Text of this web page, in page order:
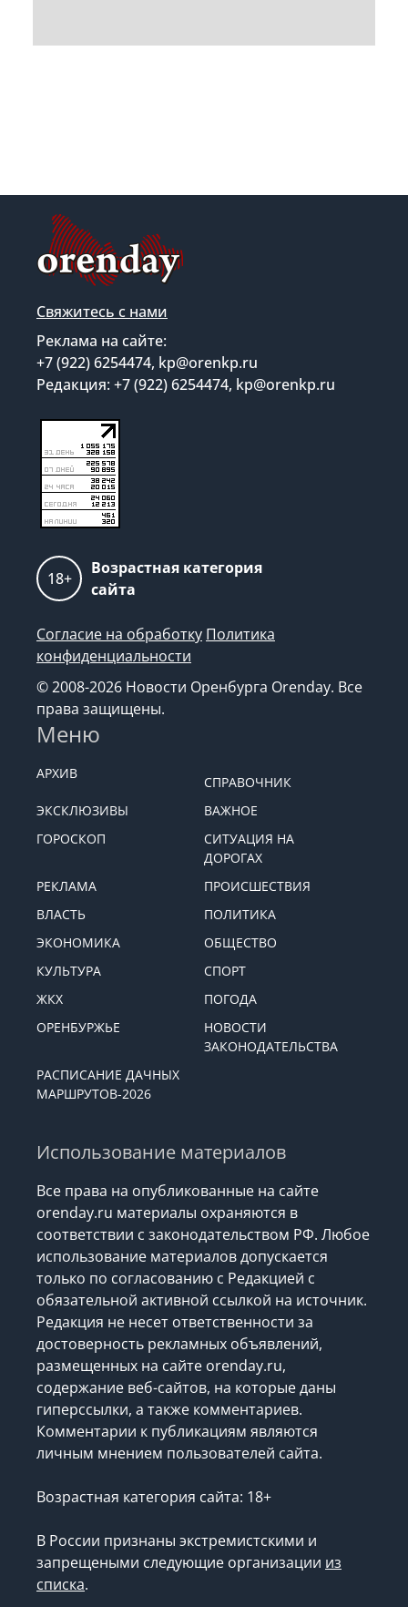
Свяжитесь с нами
Реклама на сайте:
+7 (922) 6254474, kp@orenkp.ru
Редакция: +7 (922) 6254474, kp@orenkp.ru
18+
Возрастная категория
сайта
Согласие на обработку Политика
конфиденциальности
© 2008-2026 Новости Оренбурга Orenday. Все
права защищены.
Меню
АРХИВ
СПРАВОЧНИК
ЭКСКЛЮЗИВЫ
ВАЖНОЕ
ГОРОСКОП
СИТУАЦИЯ НА
ДОРОГАХ
РЕКЛАМА
ПРОИСШЕСТВИЯ
ВЛАСТЬ
ПОЛИТИКА
ЭКОНОМИКА
ОБЩЕСТВО
КУЛЬТУРА
СПОРТ
ЖКХ
ПОГОДА
ОРЕНБУРЖЬЕ
НОВОСТИ
ЗАКОНОДАТЕЛЬСТВА
РАСПИСАНИЕ ДАЧНЫХ
МАРШРУТОВ-2026
Использование материалов
Все права на опубликованные на сайте
orenday.ru материалы охраняются в
соответствии с законодательством РФ. Любое
использование материалов допускается
только по согласованию с Редакцией с
обязательной активной ссылкой на источник.
Редакция не несет ответственности за
достоверность рекламных объявлений,
размещенных на сайте orenday.ru,
содержание веб-сайтов, на которые даны
гиперссылки, а также комментариев.
Комментарии к публикациям являются
личным мнением пользователей сайта.
Возрастная категория сайта: 18+
В России признаны экстремистскими и
запрещеными следующие организации из
списка.